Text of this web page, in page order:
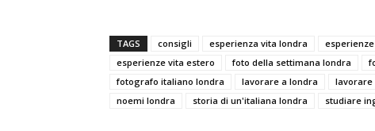
TAGS consigli esperienza vita londra
esperienze vita estero
foto della settimana londra
fotografo italiano londra
lavorare a londra lavorare
noemi londra
storia di un'italiana londra studiare